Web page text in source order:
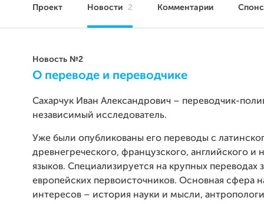
Проект Новости 2 Комментарии
Новость №2
О переводе и переводчике
Сахарчук Иван Александрович – переводчик-
независимый исследователь.
Уже были опубликованы его переводы с
древнегреческого, французского, английского и
языков. Специализируется на крупных переводах
европейских первоисточников. Основная сфера
интересов – история науки и мысли,